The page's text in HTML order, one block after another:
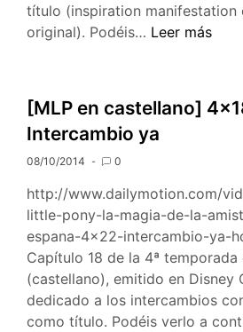
título (inspiration manifestation
original). Podéis… [MLP
–
Manifestación
Leer más
[MLP en castellano]
Intercambio ya
08/10/2014 0
http://www.dailymotion.com/
little-pony-la-magia-de-la-
espana-4×22-intercambio-ya-
Capítulo 18 de la 4ª temporada
(castellano), emitido en Disney
dedicado a los intercambios
como título. Podéis verlo a